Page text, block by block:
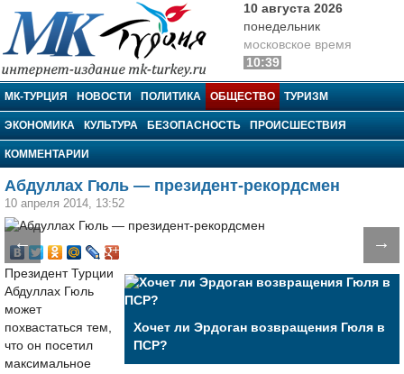
МК-Турция
10 августа 2026
понедельник
московское время
10:39
МК-ТУРЦИЯ НОВОСТИ ПОЛИТИКА ОБЩЕСТВО ТУРИЗМ
ЭКОНОМИКА КУЛЬТУРА БЕЗОПАСНОСТЬ ПРОИСШЕСТВИЯ
КОММЕНТАРИИ
Абдуллах Гюль — президент-рекордсмен
10 апреля 2014, 13:52
← →
Хочет ли Эрдоган возвращения Гюля в
ПСР?
Президент Турции
Абдуллах Гюль
может
похвастаться тем,
что он посетил
максимальное